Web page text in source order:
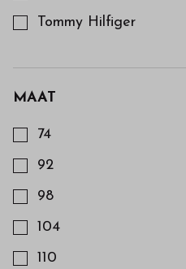
Tommy Hilfiger
MAAT
74
92
98
104
110